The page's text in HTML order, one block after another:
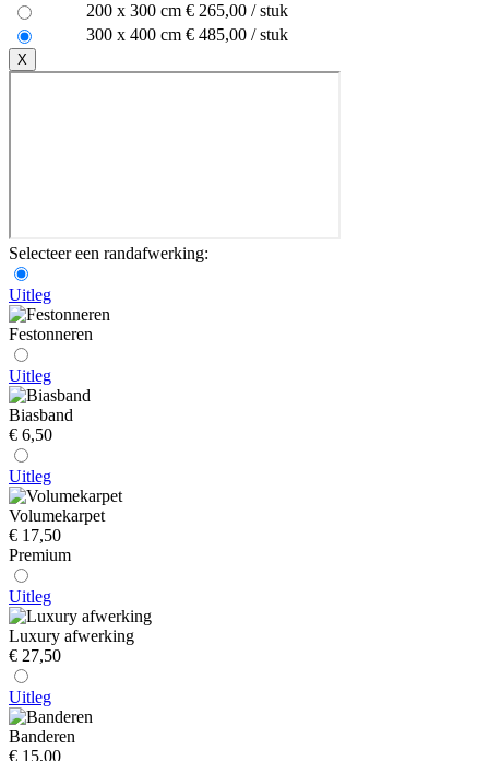
200 x 300 cm € 265,00 / stuk
300 x 400 cm € 485,00 / stuk
X
Selecteer een randafwerking:
Uitleg
Festonneren
Uitleg
Biasband
€ 6,50
Uitleg
Volumekarpet
€ 17,50
Premium
Uitleg
Luxury afwerking
€ 27,50
Uitleg
Banderen
€ 15,00